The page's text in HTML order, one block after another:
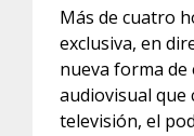
Más de cuatro
exclusiva, en
nueva forma
audiovisual que
televisión, el